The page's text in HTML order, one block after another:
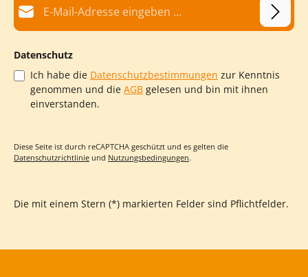
mit Stahlpfosten benötigen Sie keine Spannschrauben.
Sonnensegel
Datenschutz
Ich habe die Datenschutzbestimmungen zur Kenntnis
genommen und die AGB gelesen und bin mit ihnen
einverstanden.
Diese Seite ist durch reCAPTCHA geschützt und es gelten die
Datenschutzrichtlinie und Nutzungsbedingungen.
Die mit einem Stern (*) markierten Felder sind Pflichtfelder.